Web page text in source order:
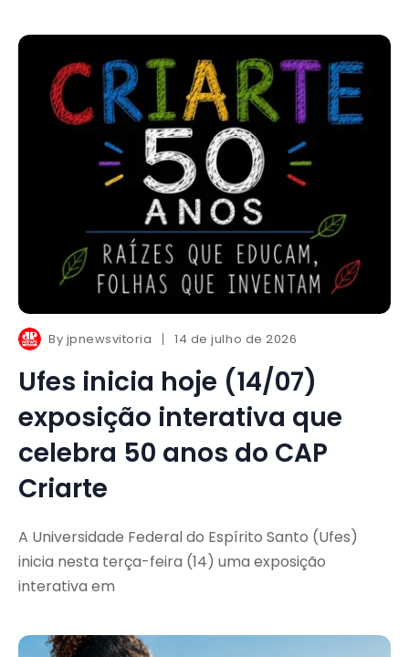
By jpnewsvitoria 14 de julho de 2026
Ufes inicia hoje (14/07)
exposição interativa que
celebra 50 anos do CAP
Criarte
A Universidade Federal do Espírito Santo (Ufes)
inicia nesta terça-feira (14) uma exposição
interativa em